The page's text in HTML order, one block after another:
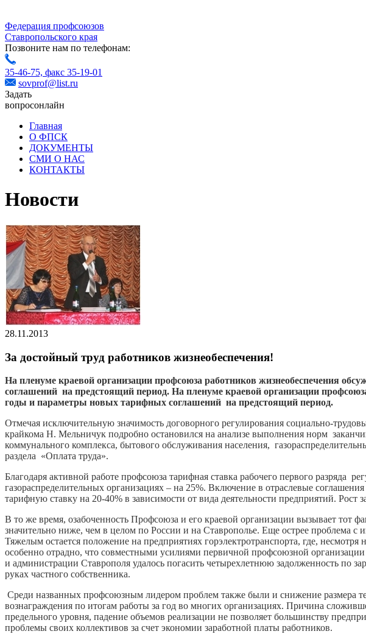
Федерация профсоюзов
Ставропольского края
Позвоните нам по телефонам:
35-46-75, факс 35-19-01
sovprof@list.ru
Задать
вопросонлайн
Главная
О ФПСК
ДОКУМЕНТЫ
СМИ О НАС
КОНТАКТЫ
Новости
28.11.2013
За достойный труд работников жизнеобеспечения!
На пленуме краевой организации профсоюза работников жизнеобеспечения
соглашений на предстоящий период. На пленуме краевой организации
годы и параметры новых тарифных соглашений на предстоящий период.
Отмечая исключительную значимость договорного регулирования социально-
крайкома Н. Мельничук подробно остановился на анализе выполнения норм
коммунального комплекса, бытового обслуживания населения,
раздела «Оплата труда».
Благодаря активной работе профсоюза тарифная ставка рабочего первого разряда
газораспределительных организациях – на 25%. Включение в отраслевые
тарифную ставку на 20-40% в зависимости от вида деятельности предприятий.
В то же время, озабоченность Профсоюза и его краевой организации вызывает тот
значительно ниже, чем в целом по России и на Ставрополье. Еще острее проблема с
Тяжелым остается положение на предприятиях горэлектротранспорта, где,
особенно отрадно, что совместными усилиями первичной профсоюзной
и администрации Ставрополя удалось погасить четырехлетнюю задолженность по
руках частного собственника.
Среди названных профсоюзным лидером проблем также были и снижение размера
вознаграждения по итогам работы за год во многих организациях. Причина
предельного уровня, падение объемов реализации не позволяет большинству
проблемы своих коллективов за счет экономии заработной платы работников.